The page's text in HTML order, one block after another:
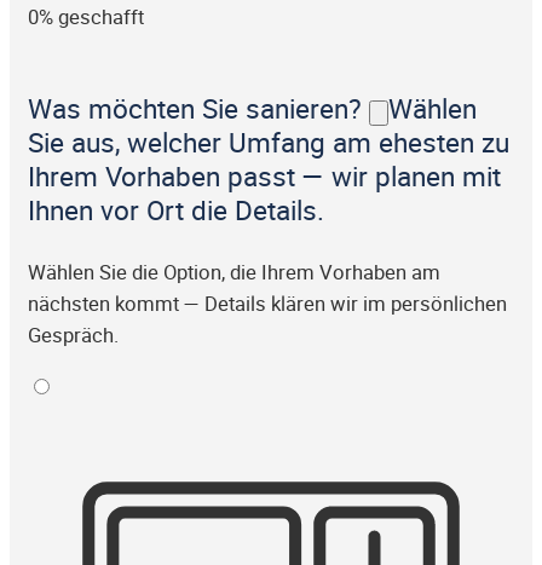
0% geschafft
Was möchten Sie sanieren?
Wählen
Sie aus, welcher Umfang am ehesten zu
Ihrem Vorhaben passt — wir planen mit
Ihnen vor Ort die Details.
Wählen Sie die Option, die Ihrem Vorhaben am
nächsten kommt — Details klären wir im persönlichen
Gespräch.